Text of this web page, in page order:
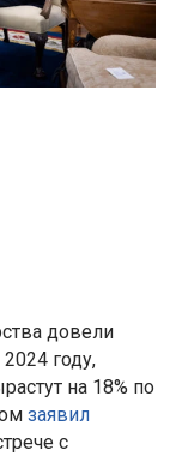
довели
году,
на 18% по
заявил
с